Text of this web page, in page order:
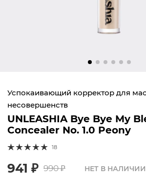
Успокаивающий корректор для
несовершенств
UNLEASHIA Bye Bye My
Concealer No. 1.0 Peony
18
941 ₽ 990₽ НЕТ В НАЛИЧИИ